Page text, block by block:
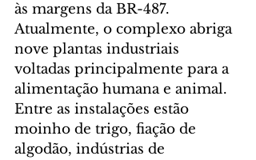
às margens da BR-487.
Atualmente, o complexo abriga
nove plantas industriais
voltadas principalmente para a
alimentação humana e animal.
Entre as instalações estão
moinho de trigo, fiação de
algodão, indústrias de